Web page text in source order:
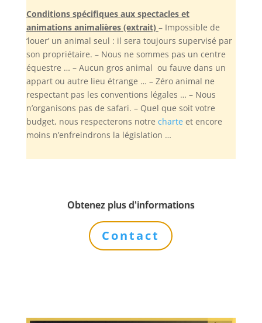
Conditions spécifiques aux spectacles et
animations animalières (extrait) – Impossible de
‘louer’ un animal seul : il sera toujours supervisé par
son propriétaire. – Nous ne sommes pas un centre
équestre … – Aucun gros animal ou fauve dans un
appart ou autre lieu étrange … – Zéro animal ne
respectant pas les conventions légales … – Nous
n’organisons pas de safari. – Quel que soit votre
budget, nous respecterons notre charteet encore
moins n’enfreindrons la législation …
Obtenez plus d'informations
Contact